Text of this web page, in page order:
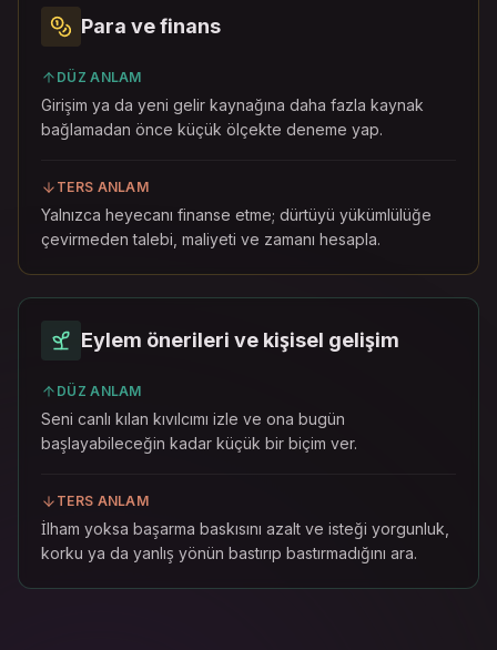
Para ve finans
DÜZ ANLAM
Girişim ya da yeni gelir kaynağına daha fazla kaynak
bağlamadan önce küçük ölçekte deneme yap.
TERS ANLAM
Yalnızca heyecanı finanse etme; dürtüyü yükümlülüğe
çevirmeden talebi, maliyeti ve zamanı hesapla.
Eylem önerileri ve kişisel gelişim
DÜZ ANLAM
Seni canlı kılan kıvılcımı izle ve ona bugün
başlayabileceğin kadar küçük bir biçim ver.
TERS ANLAM
İlham yoksa başarma baskısını azalt ve isteği yorgunluk,
korku ya da yanlış yönün bastırıp bastırmadığını ara.